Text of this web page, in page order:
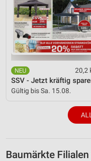
20,2
SSV - Jetzt kräftig
Gültig bis Sa. 15.08.
Baumärkte